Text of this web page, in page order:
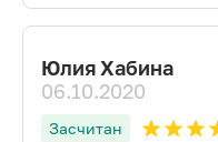
Юлия Хабина
06.10.2020
Засчитан